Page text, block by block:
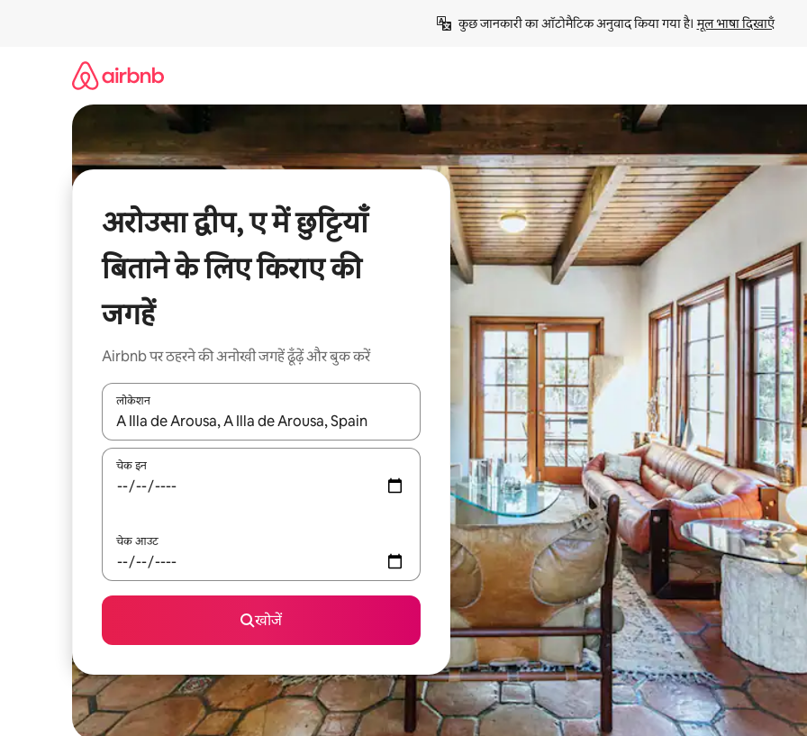
कुछ जानकारी का ऑटोमैटिक अनुवाद किया गया है। मूल भाषा दिखाएँ
अरोउसा द्वीप, ए में छुट्टियाँ
बिताने के लिए किराए की
जगहें
Airbnb पर ठहरने की अनोखी जगहें ढूँढ़ें और बुक करें
लोकेशन
नतीजों के उपलब्ध होने पर, अप और डाउन 'ऐरो की' का इस्तेमाल करके नेविगेट करें या टच या फिर स्वाइप जेस्चर का इस्तेमाल करके एक्सप्लोर करें।
चेक इन
चेक आउट
खोजें